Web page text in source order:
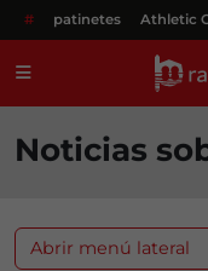
# patinetes Athletic
Noticias
Abrir menú lateral